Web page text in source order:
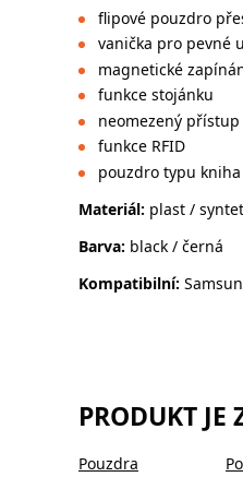
flipové pouzdro
vanička pro pevné
magnetické
funkce
neomezený
funkce RFID
pouzdro typu
Materiál: plast /
Barva: black / černá
Kompatibilní:
PRODUKT JE
Pouzdra